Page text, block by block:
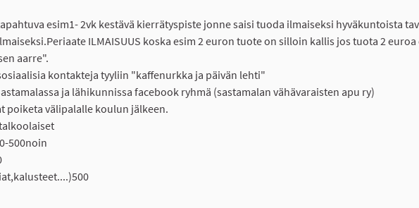
esim1- 2vk kestävä kierrätyspiste jonne saisi tuoda ilmaiseksi hyväkuntoista
ILMAISUUS koska esim 2 euron tuote on silloin kallis jos tuota 2 euroa
aarre".
kontakteja tyyliin "kaffenurkka ja päivän lehti"
ja lähikunnissa facebook ryhmä (sastamalan vähävaraisten apu ry)
poiketa välipalalle koulun jälkeen.
500noin